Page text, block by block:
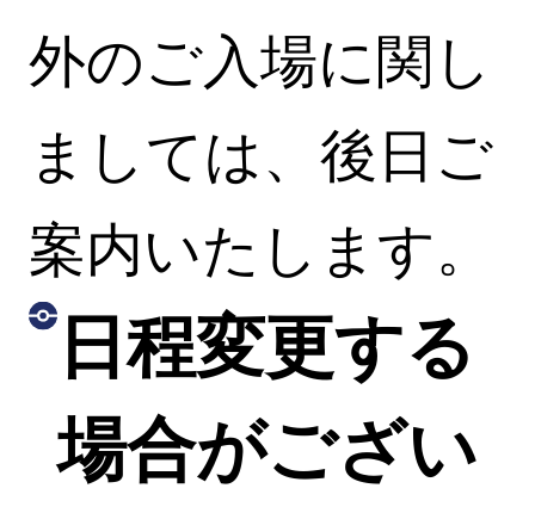
外のご入場に関し
ましては、後日ご
案内いたします。
日程変更する
場合がござい